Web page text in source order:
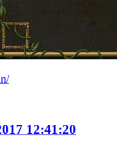
12:41:20